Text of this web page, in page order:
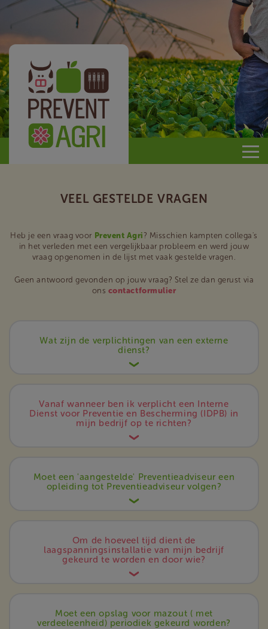
Prevent
VEEL GESTELDE VRAGEN
Heb je een vraag voor Prevent Agri ? Misschien kampten collega's
in het verleden met een vergelijkbaar probleem en werd jouw
vraag opgenomen in de lijst met vaak gestelde vragen.
Geen antwoord gevonden op jouw vraag? Stel ze dan gerust via
ons contactformulier
Wat zijn de verplichtingen van een externe
dienst?
Vanaf wanneer ben ik verplicht een Interne
Dienst voor Preventie en Bescherming (IDPB) in
mijn bedrijf op te richten?
Moet een 'aangestelde' Preventieadviseur een
opleiding tot Preventieadviseur volgen?
Om de hoeveel tijd dient de
laagspanningsinstallatie van mijn bedrijf
gekeurd te worden en door wie?
Moet een opslag voor mazout ( met
verdeeleenheid) periodiek gekeurd worden?